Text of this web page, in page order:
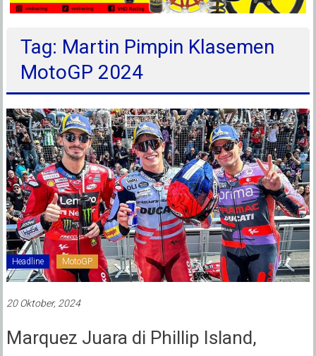
Tag: Martin Pimpin Klasemen
MotoGP 2024
Headline MotoGP
20 Oktober, 2024
Marquez Juara di Phillip Island,